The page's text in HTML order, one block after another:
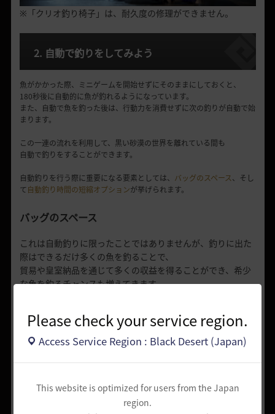
Please check your service region.
Access Service Region : Black Desert (Japan)
This website is optimized for users from the Japan
region.
※「クリオ釣り椅子」は、耐久度の修理ができません。
2. 自動で釣りをしてみよう
魚がかかった際、ミニゲームを開始せずにそのままにしておくと、
180秒後に自動的に魚が釣れるようになっています。
また、自動で魚を釣った後は、行動力を消費せずに次の釣りが自動で始
まります。
この一連の流れを利用して、黒い砂漠の世界を離れている間も
自動で釣りをすることができます。
自動釣りを行う際に重要になる要素としては、 バッグのスペース、そし
て自動釣り時間の短縮オプションが挙げられます。
バッグのスペース
これは自動釣りに限ったことではありませんが、釣りに出た
際はできるだけ多くの魚を釣ることで、
貿易や皇室納品を通じて多くの収益を得ることができ、希少
な魚を釣るチャンスも増えてきます。
スを空けておく必要があります。
バッグのスペースを増やすには、推薦依頼で受諾できる依頼
グループ「[冒険支援]バッグ拡張！」を達成してみて下さ
い。